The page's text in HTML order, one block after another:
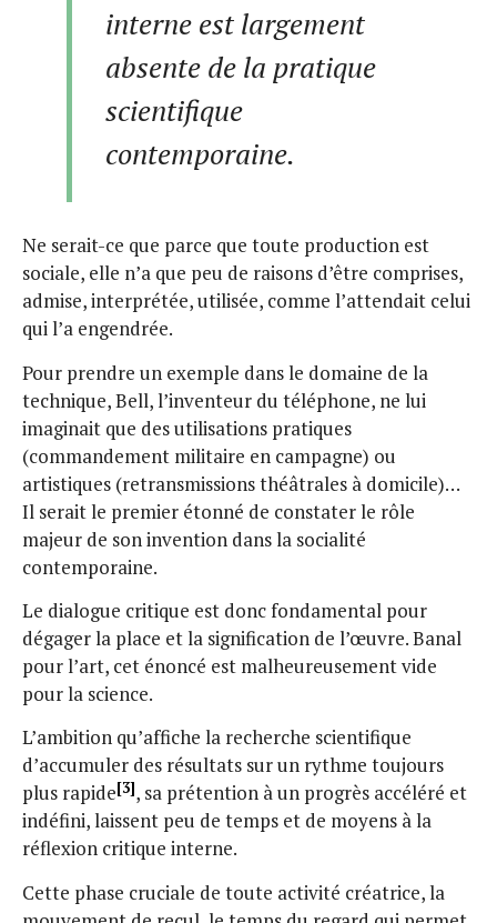
interne est largement
absente de la pratique
scientifique
contemporaine.
Ne serait-ce que parce que toute production est
sociale, elle n’a que peu de raisons d’être comprises,
admise, interprétée, utilisée, comme l’attendait celui
qui l’a engendrée.
Pour prendre un exemple dans le domaine de la
technique, Bell, l’inventeur du téléphone, ne lui
imaginait que des utilisations pratiques
(commandement militaire en campagne) ou
artistiques (retransmissions théâtrales à domicile)…
Il serait le premier étonné de constater le rôle
majeur de son invention dans la socialité
contemporaine.
Le dialogue critique est donc fondamental pour
dégager la place et la signification de l’œuvre. Banal
pour l’art, cet énoncé est malheureusement vide
pour la science.
L’ambition qu’affiche la recherche scientifique
d’accumuler des résultats sur un rythme toujours
plus rapide[3], sa prétention à un progrès accéléré et
indéfini, laissent peu de temps et de moyens à la
réflexion critique interne.
Cette phase cruciale de toute activité créatrice, la